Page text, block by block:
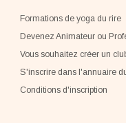
Formations de yoga du rire
Devenez Animateur ou
Vous souhaitez créer un
S'inscrire dans l'annuaire
Conditions d'inscription